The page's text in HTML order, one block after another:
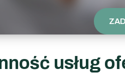
usług